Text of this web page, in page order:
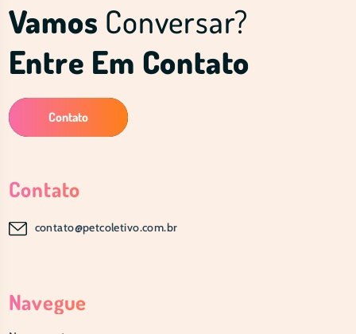
Contato
contato@petcoletivo.com.br
Vamos Conversar?
Entre Em Contato
Contato
Navegue